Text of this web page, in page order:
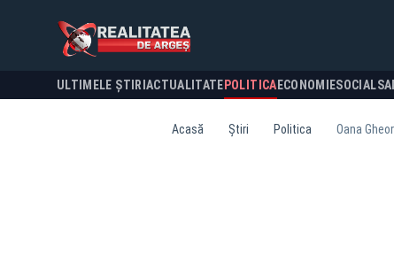
ULTIMELE ȘTIRI ACTUALITATE POLITICA ECONOMIESOCIAL
Acasă Știri Politica Oana